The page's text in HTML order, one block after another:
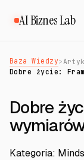
AI Biznes Lab
Baza Wiedzy>
Dobre życie:
Dobre
Kategoria: